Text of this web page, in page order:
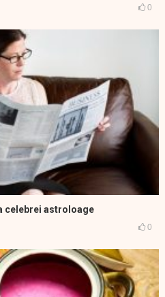
0
celebrei astroloage
0